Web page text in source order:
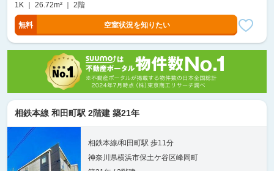
1K ｜ 26.72m² ｜ 2階
無料 空室状況を知りたい
相鉄本線 和田町駅 2階建 築21年
相鉄本線/和田町駅 歩11分
神奈川県横浜市保土ケ谷区峰岡町